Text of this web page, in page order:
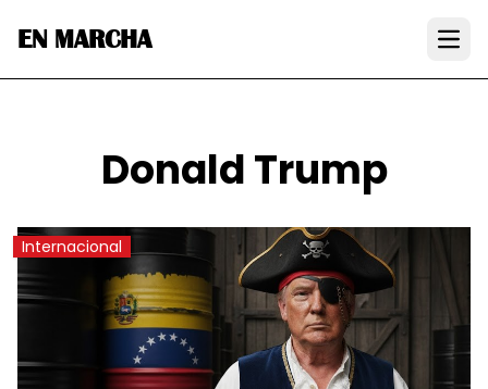
EN MARCHA
Donald Trump
Internacional